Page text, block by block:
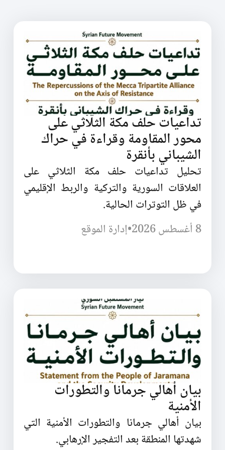
تداعيات حلف مكة الثلاثي على
محور المقاومة وقراءة في حراك
الشيباني بأنقرة
تحليل تداعيات حلف مكة الثلاثي على
العلاقات السورية والتركية والربط الإقليمي
في ظل التوترات الحالية.
8 أغسطس 2026
•إدارة الموقع
بيان أهالي جرمانا والتطورات
الأمنية
بيان أهالي جرمانا والتطورات الأمنية التي
شهدتها المنطقة بعد التفجير الإرهابي.